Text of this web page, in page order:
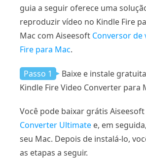
guia a seguir oferece uma
reproduzir vídeo no Kindle Fire
Mac com Aiseesoft Conversor de
Fire para Mac.
Passo 1
Baixe e instale
Kindle Fire Video Converter para
Você pode baixar grátis Aiseesoft
Converter Ultimate e, em
seu Mac. Depois de instalá-lo,
as etapas a seguir.